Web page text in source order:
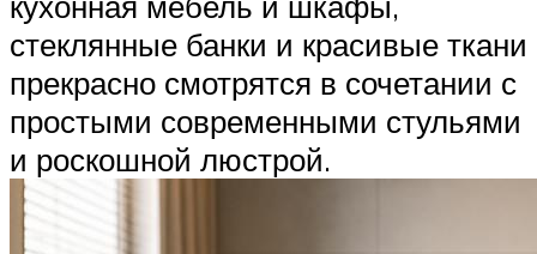
стеклянные банки и красивые ткани
прекрасно смотрятся в сочетании с
простыми современными стульями
и роскошной люстрой.